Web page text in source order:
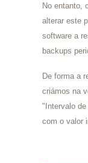
No entanto,
alterar este
software a
backups
De forma a
criámos na
"Intervalo
com o valor